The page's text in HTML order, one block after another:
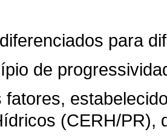
para
de
fatores,
(CERH/PR),